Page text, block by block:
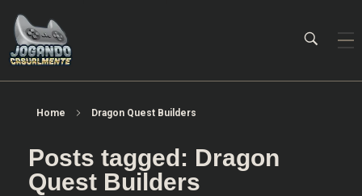
Home Dragon Quest Builders
Posts tagged: Dragon
Quest Builders